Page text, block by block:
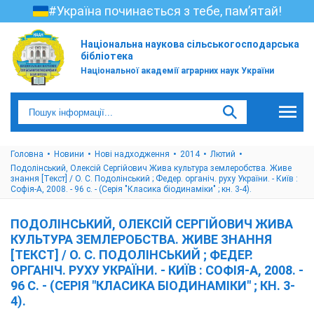
#Україна починається з тебе, пам’ятай!
Національна наукова сільськогосподарська
бібліотека
Національної академії аграрних наук України
Головна Новини Нові надходження 2014
Лютий
Подолінський, Олексій Сергійович Жива культура землеробства. Живе
знання [Текст] / О. С. Подолінський ; Федер. органіч. руху України. - Київ :
Софія-А, 2008. - 96 с. - (Серія "Класика біодинаміки" ; кн. 3-4).
ПОДОЛІНСЬКИЙ, ОЛЕКСІЙ СЕРГІЙОВИЧ ЖИВА
КУЛЬТУРА ЗЕМЛЕРОБСТВА. ЖИВЕ ЗНАННЯ
[ТЕКСТ] / О. С. ПОДОЛІНСЬКИЙ ; ФЕДЕР.
ОРГАНІЧ. РУХУ УКРАЇНИ. - КИЇВ : СОФІЯ-А, 2008. -
96 С. - (СЕРІЯ "КЛАСИКА БІОДИНАМІКИ" ; КН. 3-
4).